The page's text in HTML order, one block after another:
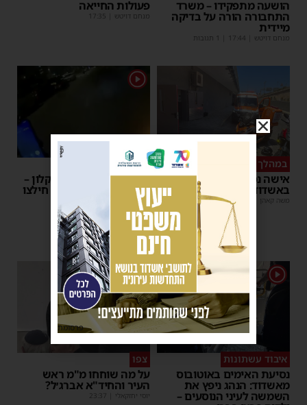
הושעה מתפקידו – משרד
התחבורה הורה על בדיקה
מיידית
מנחם דויטש 17:44
פעולות החייאה
מנחם דויטש 17:35
במהלך העבודה
אישה נפלה מסולם במחסן
באשדוד
משה קאהן 17:31
1
צפו
תינוק ננעל ברכב באשקלון –
המתנדבים האשדודים חילצו
אותו בשלום
משה קאהן
1
איבוד עשתונות
נסיעת האימים באוטובוס
מאשדוד: הנהג ניפץ את
השמשה לעיני הנוסעים –
1
צפו
על מה שוחחו מ"מ ראש
העיר והחיד"א אברג׳ל?
יוסי יחזקאלי 23:37
פרסומת